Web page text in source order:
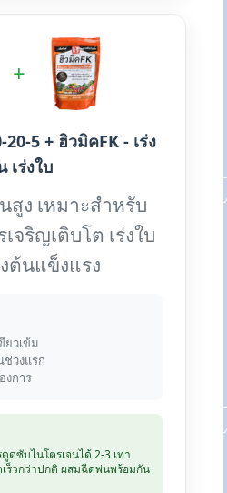
+
5 + ฮิวมิคFK - เร่ง
เร่งใบ
สูง เหมาะสำหรับ
จริญเติบโต เร่งใบ
งต้นแข็งแรง
ยวเข้ม
ช่วงแรก
งการ
ดซับไนโตรเจนได้ 2-3 เท่า
เร็วกว่าปกติ ผสมฉีดพ่นพร้อมกัน